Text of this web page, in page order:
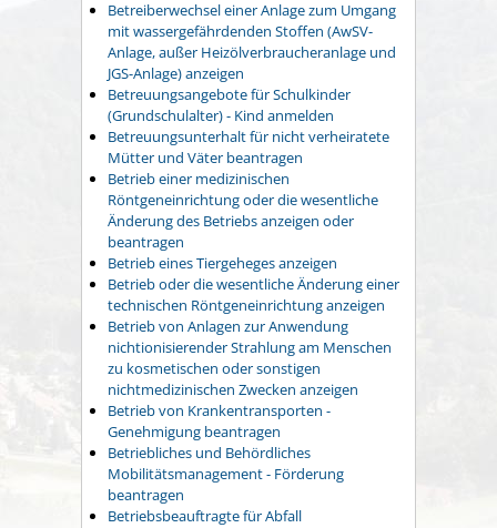
Betreiberwechsel einer Anlage zum Umgang
mit wassergefährdenden Stoffen (AwSV-
Anlage, außer Heizölverbraucheranlage und
JGS-Anlage) anzeigen
Betreuungsangebote für Schulkinder
(Grundschulalter) - Kind anmelden
Betreuungsunterhalt für nicht verheiratete
Mütter und Väter beantragen
Betrieb einer medizinischen
Röntgeneinrichtung oder die wesentliche
Änderung des Betriebs anzeigen oder
beantragen
Betrieb eines Tiergeheges anzeigen
Betrieb oder die wesentliche Änderung einer
technischen Röntgeneinrichtung anzeigen
Betrieb von Anlagen zur Anwendung
nichtionisierender Strahlung am Menschen
zu kosmetischen oder sonstigen
nichtmedizinischen Zwecken anzeigen
Betrieb von Krankentransporten -
Genehmigung beantragen
Betriebliches und Behördliches
Mobilitätsmanagement - Förderung
beantragen
Betriebsbeauftragte für Abfall